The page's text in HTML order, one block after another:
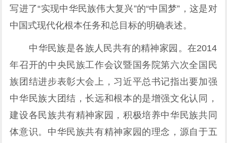
写进了“实现中华民族伟大复兴”的“中国梦”，这是对
中国式现代化根本任务和总目标的明确表述。
中华民族是各族人民共有的精神家园。在2014
年召开的中央民族工作会议暨国务院第六次全国民
族团结进步表彰大会上，习近平总书记指出要加强
中华民族大团结，长远和根本的是增强文化认同，
建设各民族共有精神家园，积极培养中华民族共同
体意识。中华民族共有精神家园的理念，源自于五